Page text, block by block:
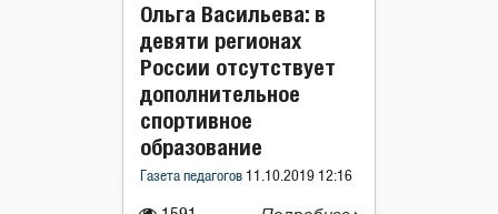
Ольга Васильева: в
девяти регионах
России отсутствует
дополнительное
спортивное
образование
Газета педагогов 11.10.2019 12:16